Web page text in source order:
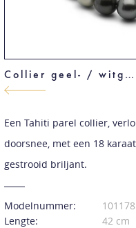
Collier geel- / witgoud
Een Tahiti parel collier,
doorsnee, met een 18
gestrooid briljant.
Modelnummer:
101178
Lengte:
42 cm